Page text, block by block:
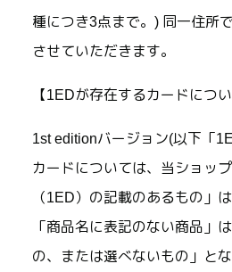
種につき3点まで。) 同一住所
させていただきます。
【1EDが存在するカードについ
1st editionバージョン(以下「
カードについては、当ショッ
（1ED）の記載のあるもの」
「商品名に表記のない商品」
の、または選べないもの」と